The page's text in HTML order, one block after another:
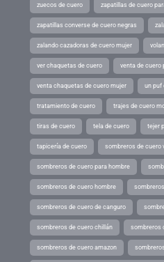
zuecos de cuero zapatillas de cuero
zapatillas converse de cuero negras
zalando cazadoras de cuero mujer
ver chaquetas de cuero venta de cuero
venta chaquetas de cuero mujer un puf
tratamiento de cuero trajes de cuero
tiras de cuero tela de cuero tejer
tapicería de cuero sombreros de cuero
sombreros de cuero para hombre
sombreros de cuero hombre
sombreros de cuero de canguro
sombreros de cuero chillán sombreros
sombreros de cuero amazon